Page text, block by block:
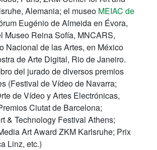
Alemania; el museo MEIAC de
Eugénio de Almeida en Évora,
Museo Reina Sofía, MNCARS,
Nacional de las Artes, en México
de Arte Digital, Rio de Janeiro.
del jurado de diversos premios
(Festival de Vídeo de Navarra;
de Vídeo y Artes Electrónicas,
Ciutat de Barcelona;
& Technology Festival Athens;
Art Award ZKM Karlsruhe; Prix
Linz, etc.)